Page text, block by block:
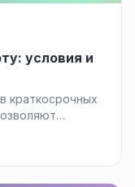
условия и
краткосрочных